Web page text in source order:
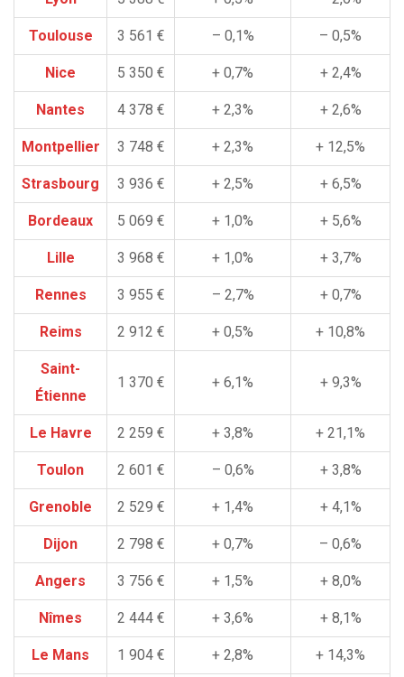
Toulouse 3 561 € – 0,1% – 0,5%
Nice 5 350 € + 0,7% + 2,4%
Nantes 4 378 € + 2,3% + 2,6%
Montpellier 3 748 € + 2,3% + 12,5%
Strasbourg 3 936 € + 2,5% + 6,5%
Bordeaux 5 069 € + 1,0% + 5,6%
Lille 3 968 € + 1,0% + 3,7%
Rennes 3 955 € – 2,7% + 0,7%
Reims 2 912 € + 0,5% + 10,8%
Saint-
Étienne
1 370 € + 6,1% + 9,3%
Le Havre 2 259 € + 3,8% + 21,1%
Toulon 2 601 € – 0,6% + 3,8%
Grenoble 2 529 € + 1,4% + 4,1%
Dijon 2 798 € + 0,7% – 0,6%
Angers 3 756 € + 1,5% + 8,0%
Nîmes 2 444 € + 3,6% + 8,1%
Le Mans 1 904 € + 2,8% + 14,3%